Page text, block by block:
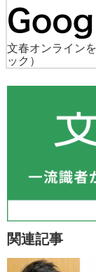
文春オンライン
ック）
関連記事